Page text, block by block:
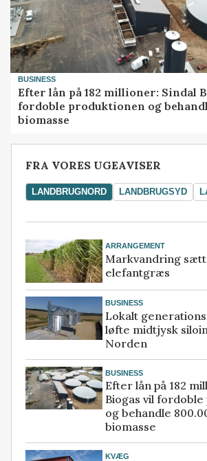
BUSINESS
Efter lån på 182 millioner: Sindal
fordoble produktionen og
biomasse
FRA VORES UGEAVISER
LANDBRUGNORD LANDBRUGSYD
ARRANGEMENT
Markvandring
elefantgræs
BUSINESS
Lokalt
løfte midtjysk
Norden
BUSINESS
Efter lån på 182
Biogas vil
og behandle
biomasse
KVÆG